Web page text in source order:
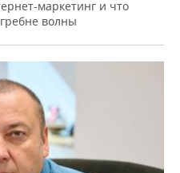
маркетинг и что
волны